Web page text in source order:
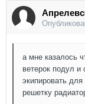
а мне казалось
ветерок подул
экипировать
решетку